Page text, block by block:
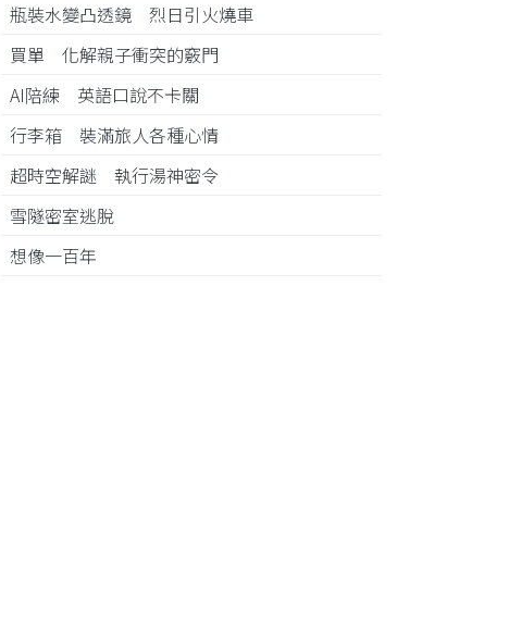
瓶裝水變凸透鏡 烈日引火燒車
買單 化解親子衝突的竅門
AI陪練 英語口說不卡關
行李箱 裝滿旅人各種心情
超時空解謎 執行湯神密令
雪隧密室逃脫
想像一百年